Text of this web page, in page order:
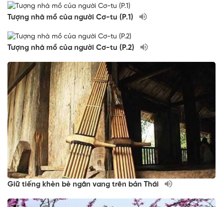
Tượng nhà mồ của người Cơ-tu (P.1)
Tượng nhà mồ của người Cơ-tu (P.2)
Giữ tiếng khèn bè ngân vang trên bản Thái